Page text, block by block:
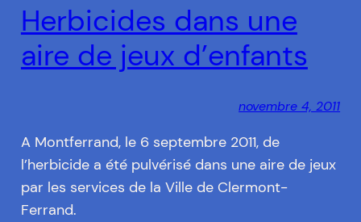
Herbicides dans une
aire de jeux d’enfants
novembre 4, 2011
A Montferrand, le 6 septembre 2011, de
l’herbicide a été pulvérisé dans une aire de jeux
par les services de la Ville de Clermont-
Ferrand.